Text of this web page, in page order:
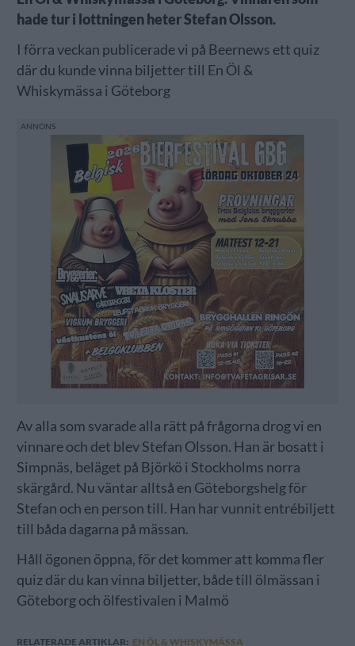
hade tur i lottningen heter Stefan Olsson.
I förra veckan publicerade vi på Beernews ett quiz
där du kunde vinna biljetter till En Öl &
Whiskymässa i Göteborg
Av alla som svarade alla rätt på frågorna drog vi en
vinnare och det blev Stefan Olsson. Han är bosatt i
Simpnäs, beläget på Björkö i Stockholms norra
skärgård. Nu väntar alltså en Göteborgshelg för
Stefan och en person till. Han har vunnit entrébiljett
till båda dagarna på mässan.
Håll ögonen öppna, för det kommer att komma fler
quiz där du kan vinna biljetter, både till ölmässan i
Göteborg och ölfestivalen i Malmö
RELATERADE ARTIKLAR: EN ÖL & WHISKYMÄSSA